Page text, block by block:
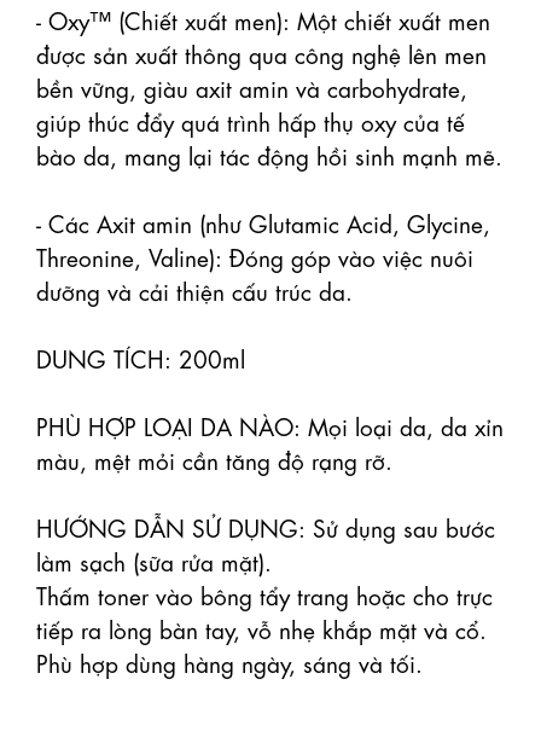
- Oxy™ (Chiết xuất men): Một chiết xuất men
được sản xuất thông qua công nghệ lên men
bền vững, giàu axit amin và carbohydrate,
giúp thúc đẩy quá trình hấp thụ oxy của tế
bào da, mang lại tác động hồi sinh mạnh mẽ.
- Các Axit amin (như Glutamic Acid, Glycine,
Threonine, Valine): Đóng góp vào việc nuôi
dưỡng và cải thiện cấu trúc da.
DUNG TÍCH: 200ml
PHÙ HỢP LOẠI DA NÀO: Mọi loại da, da xỉn
màu, mệt mỏi cần tăng độ rạng rỡ.
HƯỚNG DẪN SỬ DỤNG: Sử dụng sau bước
làm sạch (sữa rửa mặt).
Thấm toner vào bông tẩy trang hoặc cho trực
tiếp ra lòng bàn tay, vỗ nhẹ khắp mặt và cổ.
Phù hợp dùng hàng ngày, sáng và tối.